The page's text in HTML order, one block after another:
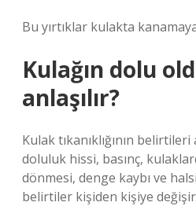
Bu yırtıklar kulakta
Kulağın dolu
anlaşılır?
Kulak tıkanıklığının
doluluk hissi, basınç,
dönmesi, denge kaybı ve
belirtiler kişiden kişiye